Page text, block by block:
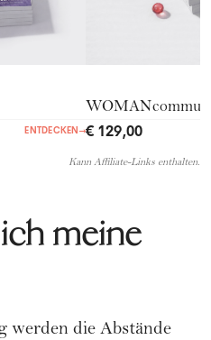
ENTDECKEN →€ 129,00
Kann Affiliate-Links enthalten.
meine
werden die Abstände